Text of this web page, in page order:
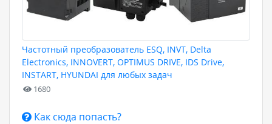
Частотный преобразователь ESQ, INVT, Delta
Electronics, INNOVERT, OPTIMUS DRIVE, IDS Drive,
INSTART, HYUNDAI для любых задач
1680
Как сюда попасть?